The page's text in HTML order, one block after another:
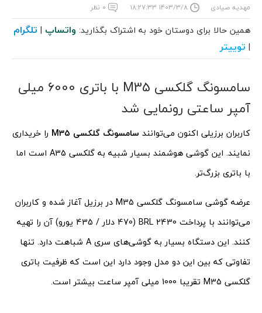
مهدیه صیادی ۱۴۰۳/۳/۸ ۱۸:۲۷:۳۳ ۰ نظر
همین حالا برای دوستان خود به اشتراک بگذارید: واتساپ | تلگرام
| توییتر
سامسونگ گلکسی M35 با باتری 6000 میلی
آمپر ساعتی رونمایی شد
کاربران برزیلی اکنون می‌توانند سامسونگ گلکسی M35
را خریداری
نمایند. این گوشی هوشمند بسیار شبیه به گلکسی A35 است اما
با باتری بزرگ‌تر.
عرضه گوشی سامسونگ گلکسی M35 در برزیل آغاز شده و کاربران
می‌توانند با پرداخت 2430 BRL (470 دلار / 435 یورو) آن را تهیه
کنند. این دستگاه بسیار به گوشی‌های سری A شباهت دارد. تنها
تفاوتی که بین این دو مدل وجود دارد این است که ظرفیت باتری
گلکسی M35 تقریبا 1000 میلی آمپر ساعت بیشتر است.